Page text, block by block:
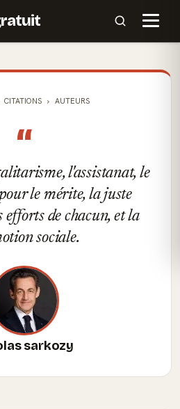
CITATIONS AUTEURS
“
l'assistanat, le
le mérite, la juste
efforts de chacun, et la
sociale.
sarkozy